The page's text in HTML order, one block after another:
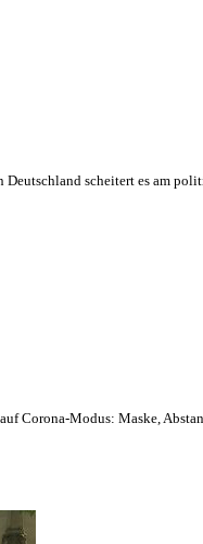
scheitert es am
Corona-Modus: Maske,